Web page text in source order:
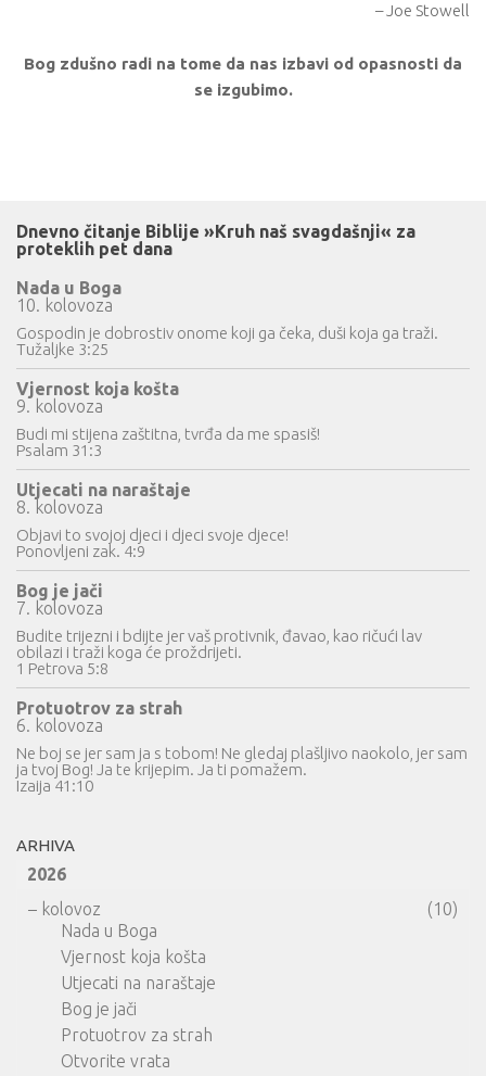
– Joe Stowell
Bog zdušno radi na tome da nas izbavi od opasnosti da
se izgubimo.
Dnevno čitanje Biblije »Kruh naš svagdašnji« za
proteklih pet dana
Nada u Boga
10. kolovoza
Gospodin je dobrostiv onome koji ga čeka, duši koja ga traži.
Tužaljke 3:25
Vjernost koja košta
9. kolovoza
Budi mi stijena zaštitna, tvrđa da me spasiš!
Psalam 31:3
Utjecati na naraštaje
8. kolovoza
Objavi to svojoj djeci i djeci svoje djece!
Ponovljeni zak. 4:9
Bog je jači
7. kolovoza
Budite trijezni i bdijte jer vaš protivnik, đavao, kao ričući lav
obilazi i traži koga će proždrijeti.
1 Petrova 5:8
Protuotrov za strah
6. kolovoza
Ne boj se jer sam ja s tobom! Ne gledaj plašljivo naokolo, jer sam
ja tvoj Bog! Ja te krijepim. Ja ti pomažem.
Izaija 41:10
ARHIVA
2026
– kolovoz
(10)
Nada u Boga
Vjernost koja košta
Utjecati na naraštaje
Bog je jači
Protuotrov za strah
Otvorite vrata